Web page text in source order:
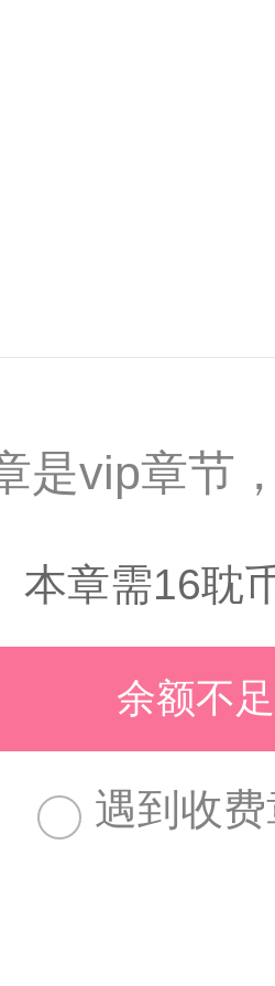
是vip章节
本章需16耽
余额不
遇到收